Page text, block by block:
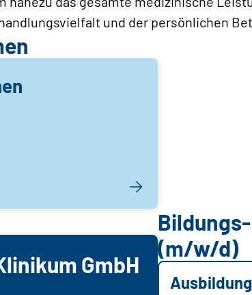
und der persönlichen
GmbH
(m/w/d)
Ausbildung